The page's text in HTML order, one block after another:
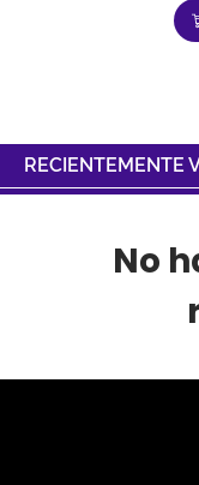
RECIENTEMENTE
No